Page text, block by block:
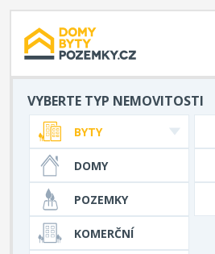
VYBERTE TYP NEMOVITOSTI
BYTY
DOMY
POZEMKY
KOMERČNÍ